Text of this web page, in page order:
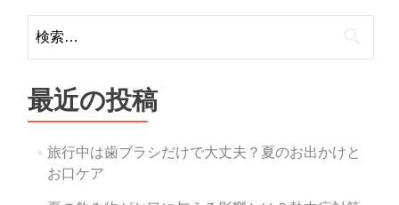
ビ
ゲ
シ
ョ
ン
索:
最近の投稿
旅行中は歯ブラシだけで大丈夫？夏のお出かけと
お口ケア